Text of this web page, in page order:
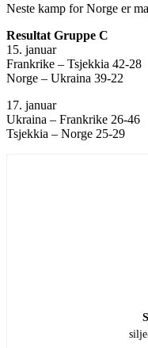
Neste kamp for Norge er
Resultat Gruppe C
15. januar
Frankrike – Tsjekkia 42-28
Norge – Ukraina 39-22
17. januar
Ukraina – Frankrike 26-46
Tsjekkia – Norge 25-29